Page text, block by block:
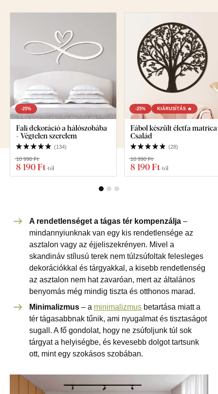
-25%
Fali dekoráció a hálószobába
- Végtelen szerelem
(134)
8 190 Ft-tól
10 990 Ft
-25% KIÁRUSÍTÁS 🔥
Fábol készült életfa
Család
(28)
8 190 Ft-tól
10 990 Ft
A rendetlenséget a tágas tér kompenzálja –
mindannyiunknak van egy kis rendetlensége az
asztalon vagy az éjjeliszekrényen. Mivel a
skandináv stílusú terek nem túlzsúfoltak felesleges
dekorációkkal és tárgyakkal, a kisebb rendetlenség
az asztalon nem hat zavaróan, mert az általános
benyomás még mindig tiszta és otthonos marad.
Minimalizmus – a minimalizmus betartása miatt a
tér tágasabbnak tűnik, ami nyugalmat és tisztaságot
sugall. A fő gondolat, hogy ne zsúfoljunk túl sok
tárgyat a helyiségbe, és kevesebb dolgot tartsunk
ott, mint egy szokásos szobában.